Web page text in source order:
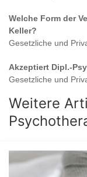
Welche Form der
Keller?
Gesetzliche und
Akzeptiert Dipl.-
Gesetzliche und
Weitere